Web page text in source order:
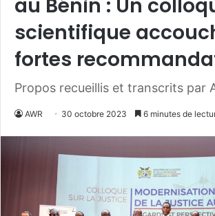
au Bénin : Un
scientifique
fortes
Propos recueillis et transcrits par
AWR 30 octobre 2023 6 minutes de